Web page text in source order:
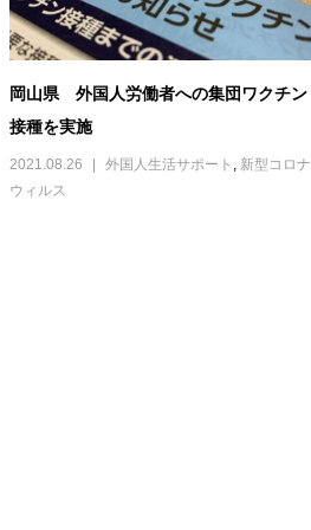
岡山県 外国人労働者への集団ワクチン
接種を実施
2021.08.26 外国人生活サポート , 新型コロナ
ウィルス